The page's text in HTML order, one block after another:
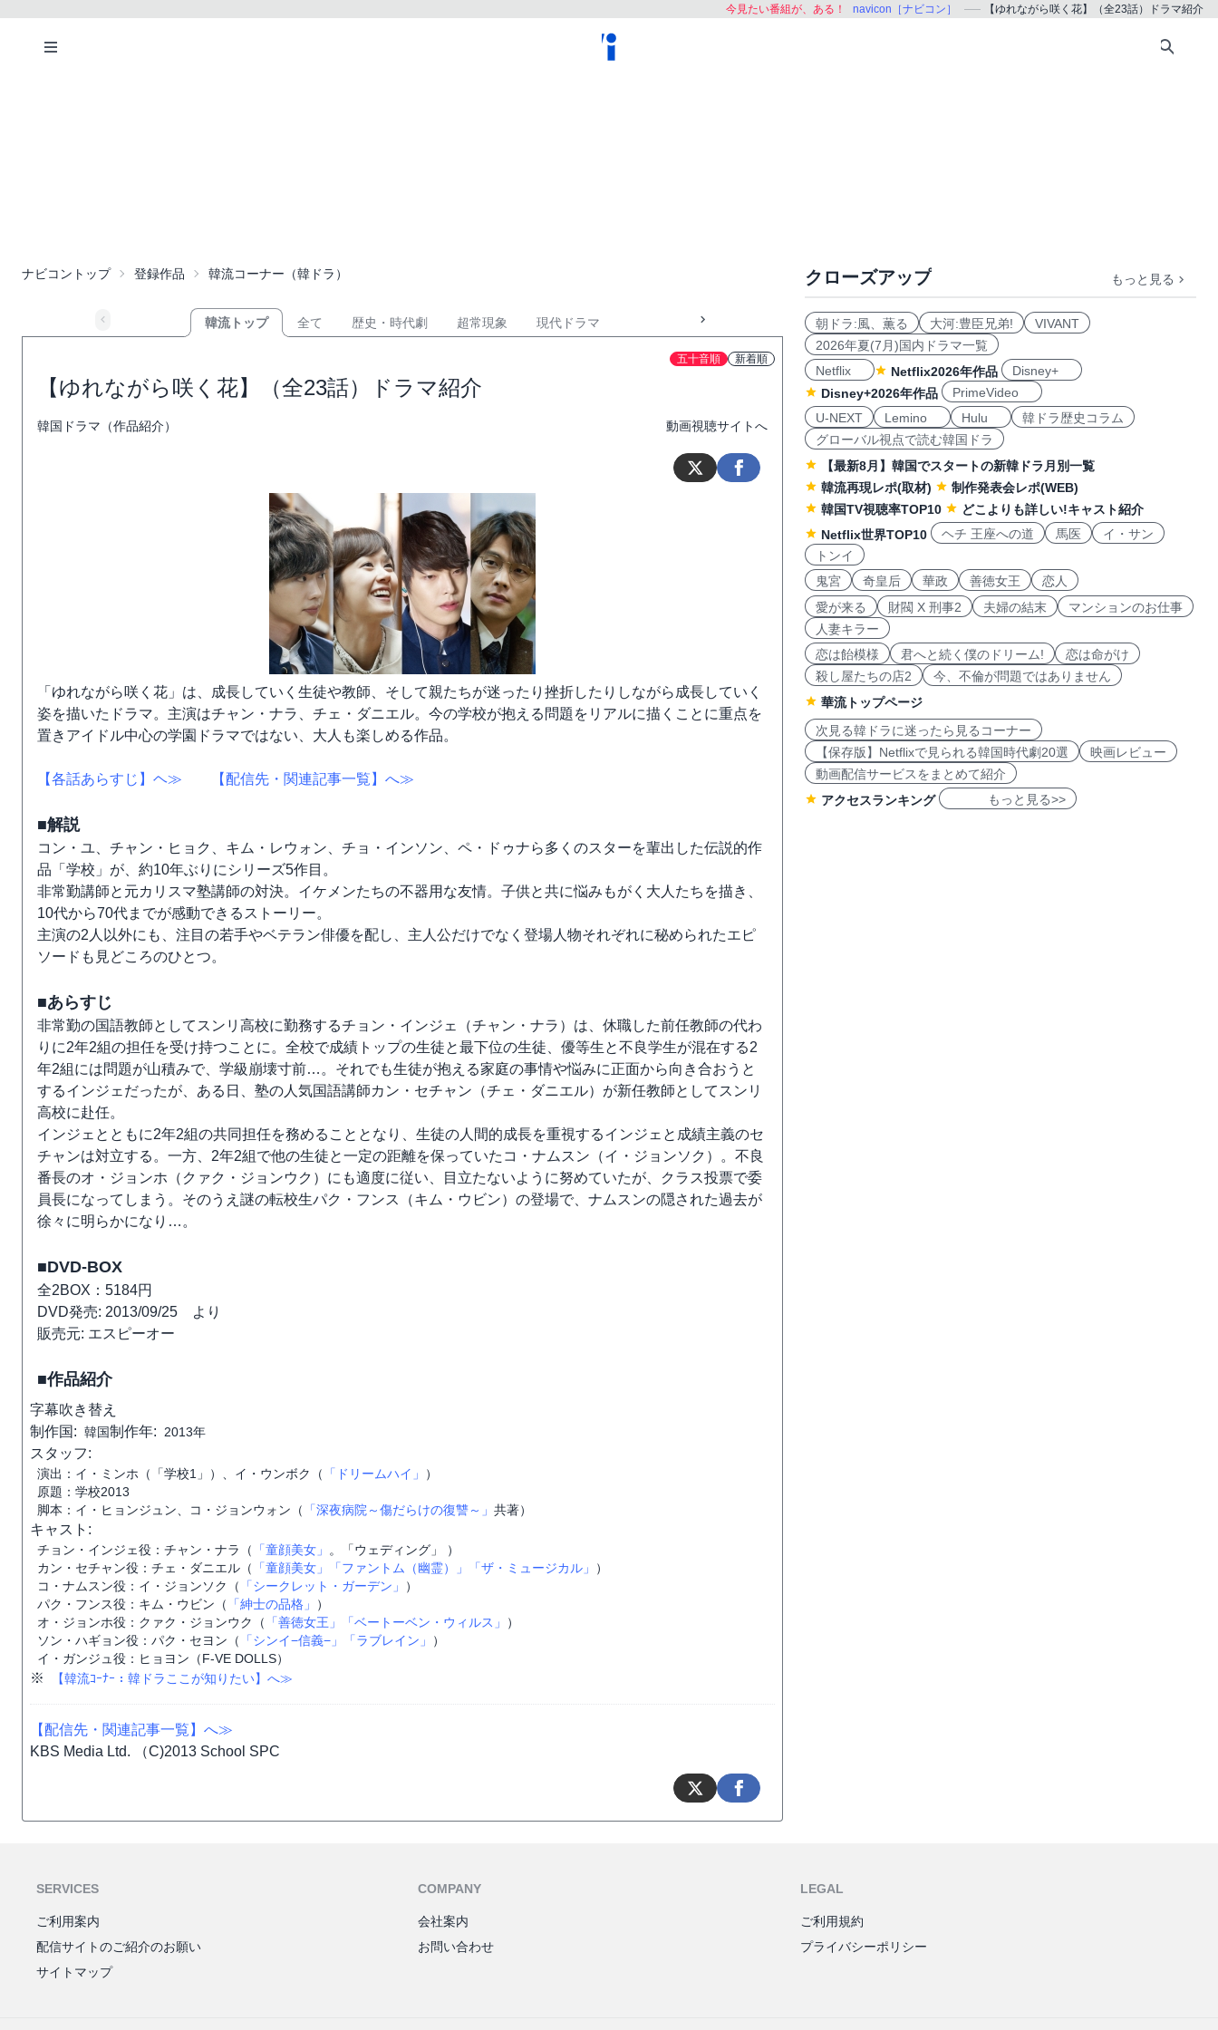
今見たい番組が、ある！ navicon［ナビコン］ 【ゆれながら咲く花】（全23話）ドラマ紹介
ナビコントップ 登録作品 韓流コーナー（韓ドラ）
韓流トップ 全て 歴史・時代劇 超常現象 現代ドラマ
五十音順 新着順
【ゆれながら咲く花】（全23話）ドラマ紹介
韓国ドラマ（作品紹介） 動画視聴サイトへ
「ゆれながら咲く花」は、成長していく生徒や教師、そして親たちが迷ったり挫折したりしながら成長していく
姿を描いたドラマ。主演はチャン・ナラ、チェ・ダニエル。今の学校が抱える問題をリアルに描くことに重点を
置きアイドル中心の学園ドラマではない、大人も楽しめる作品。
【各話あらすじ】ヘ≫ 【配信先・関連記事一覧】へ≫
■解説
コン・ユ、チャン・ヒョク、キム・レウォン、チョ・インソン、ペ・ドゥナら多くのスターを輩出した伝説的作
品「学校」が、約10年ぶりにシリーズ5作目。
非常勤講師と元カリスマ塾講師の対決。イケメンたちの不器用な友情。子供と共に悩みもがく大人たちを描き、
10代から70代までが感動できるストーリー。
主演の2人以外にも、注目の若手やベテラン俳優を配し、主人公だけでなく登場人物それぞれに秘められたエピ
ソードも見どころのひとつ。
■あらすじ
非常勤の国語教師としてスンリ高校に勤務するチョン・インジェ（チャン・ナラ）は、休職した前任教師の代わ
りに2年2組の担任を受け持つことに。全校で成績トップの生徒と最下位の生徒、優等生と不良学生が混在する2
年2組には問題が山積みで、学級崩壊寸前…。それでも生徒が抱える家庭の事情や悩みに正面から向き合おうと
するインジェだったが、ある日、塾の人気国語講師カン・セチャン（チェ・ダニエル）が新任教師としてスンリ
高校に赴任。
インジェとともに2年2組の共同担任を務めることとなり、生徒の人間的成長を重視するインジェと成績主義のセ
チャンは対立する。一方、2年2組で他の生徒と一定の距離を保っていたコ・ナムスン（イ・ジョンソク）。不良
番長のオ・ジョンホ（クァク・ジョンウク）にも適度に従い、目立たないように努めていたが、クラス投票で委
員長になってしまう。そのうえ謎の転校生パク・フンス（キム・ウビン）の登場で、ナムスンの隠された過去が
徐々に明らかになり…。
■DVD-BOX
全2BOX：5184円
DVD発売: 2013/09/25 より
販売元: エスピーオー
■作品紹介
字幕吹き替え
制作国: 韓国制作年: 2013年
スタッフ:
演出：イ・ミンホ（「学校1」）、イ・ウンボク（ 「ドリームハイ」
）
原題：学校2013
脚本：イ・ヒョンジュン、コ・ジョンウォン（
「深夜病院～傷だらけの復讐～」 共著）
キャスト:
チョン・インジェ役：チャン・ナラ（ 「童顔美女」
。「ウェディング」 ）
カン・セチャン役：チェ・ダニエル（
「童顔美女」 「ファントム（幽霊）」 「ザ・ミュージカル」
）
コ・ナムスン役：イ・ジョンソク（
「シークレット・ガーデン」
）
パク・フンス役：キム・ウビン（
「紳士の品格」
）
オ・ジョンホ役：クァク・ジョンウク（
「善徳女王」 「ベートーベン・ウィルス」
）
ソン・ハギョン役：パク・セヨン（
「シンイ−信義−」 「ラブレイン」
）
イ・ガンジュ役：ヒョヨン（F-VE DOLLS）
※ 【韓流ｺｰﾅｰ：韓ドラここが知りたい】へ≫
【配信先・関連記事一覧】へ≫
KBS Media Ltd. （C)2013 School SPC
クローズアップ もっと見る
朝ドラ:風、薫る 大河:豊臣兄弟!
VIVANT
2026年夏(7月)国内ドラマ一覧
Netflix
Netflix2026年作品
Disney+
Disney+2026年作品
PrimeVideo
U-NEXT
Lemino Hulu
韓ドラ歴史コラム
グローバル視点で読む韓国ドラ
【最新8月】韓国でスタートの新韓ドラ月別一覧
韓流再現レポ(取材)
制作発表会レポ(WEB)
韓国TV視聴率TOP10
どこよりも詳しい!キャスト紹介
Netflix世界TOP10
ヘチ 王座への道 馬医
イ・サン
トンイ
鬼宮
奇皇后 華政 善徳女王
恋人
愛が来る
財閥 X 刑事2 夫婦の結末
マンションのお仕事
人妻キラー
恋は飴模様
君へと続く僕のドリーム!
恋は命がけ
殺し屋たちの店2
今、不倫が問題ではありません
華流トップページ
次見る韓ドラに迷ったら見るコーナー
【保存版】Netflixで見られる韓国時代劇20選
映画レビュー
動画配信サービスをまとめて紹介
アクセスランキング
もっと見る>>
SERVICES
ご利用案内
配信サイトのご紹介のお願い
サイトマップ
COMPANY
会社案内
お問い合わせ
LEGAL
ご利用規約
プライバシーポリシー